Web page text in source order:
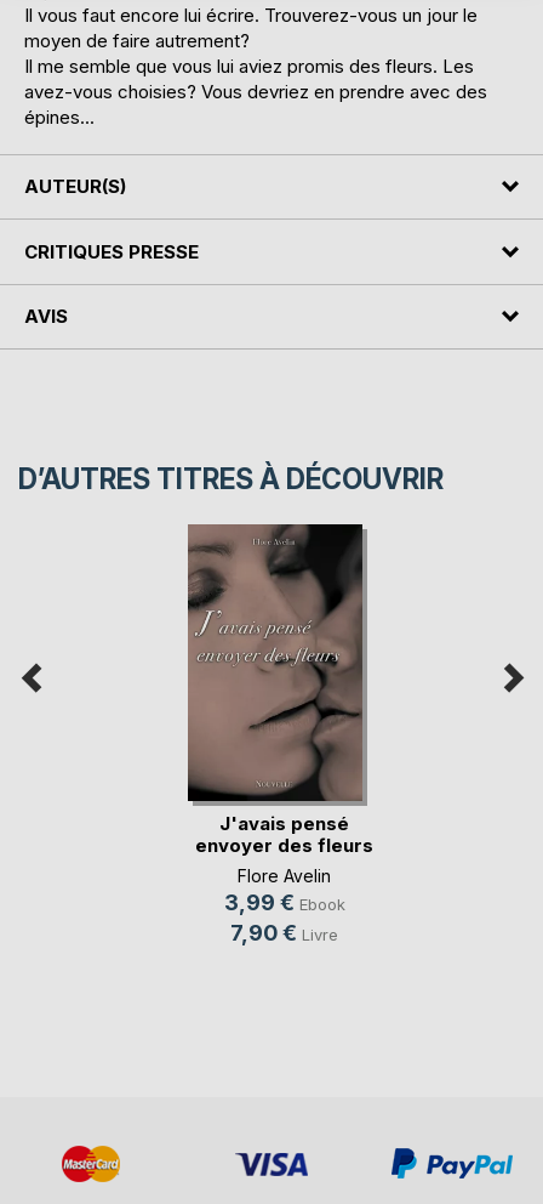
Il vous faut encore lui écrire. Trouverez-vous un jour le
moyen de faire autrement?
Il me semble que vous lui aviez promis des fleurs. Les
avez-vous choisies? Vous devriez en prendre avec des
épines...
AUTEUR(S)
CRITIQUES PRESSE
AVIS
D’AUTRES TITRES À DÉCOUVRIR
J'avais pensé
envoyer des fleurs
Flore Avelin
3,99 € Ebook
7,90 € Livre